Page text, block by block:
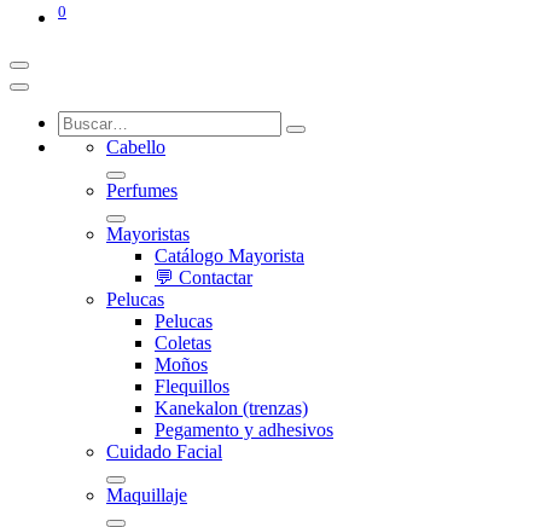
0
Cabello
Perfumes
Mayoristas
Catálogo Mayorista
💬 Contactar
Pelucas
Pelucas
Coletas
Moños
Flequillos
Kanekalon (trenzas)
Pegamento y adhesivos
Cuidado Facial
Maquillaje